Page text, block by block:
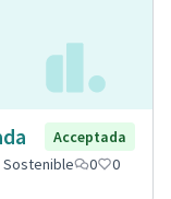
Acceptada
Sostenible 0 0